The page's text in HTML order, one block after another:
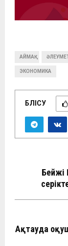
АЙМАҚ
ЭКОНОМИКА
БӨЛІСУ
Ақтауда